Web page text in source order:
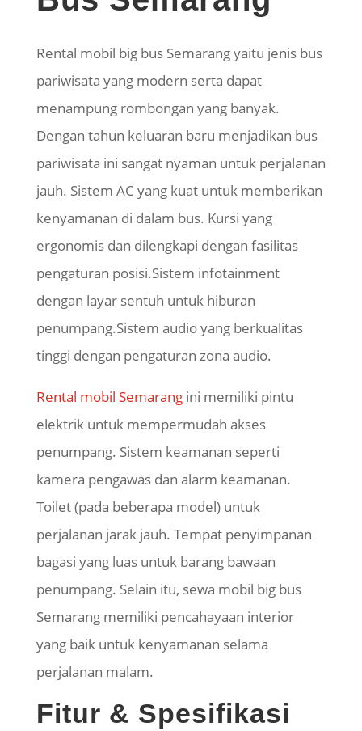
Rental mobil big bus Semarang yaitu jenis bus
pariwisata yang modern serta dapat
menampung rombongan yang banyak.
Dengan tahun keluaran baru menjadikan bus
pariwisata ini sangat nyaman untuk perjalanan
jauh. Sistem AC yang kuat untuk memberikan
kenyamanan di dalam bus. Kursi yang
ergonomis dan dilengkapi dengan fasilitas
pengaturan posisi.Sistem infotainment
dengan layar sentuh untuk hiburan
penumpang.Sistem audio yang berkualitas
tinggi dengan pengaturan zona audio.
Rental mobil Semarangini memiliki pintu
elektrik untuk mempermudah akses
penumpang. Sistem keamanan seperti
kamera pengawas dan alarm keamanan.
Toilet (pada beberapa model) untuk
perjalanan jarak jauh. Tempat penyimpanan
bagasi yang luas untuk barang bawaan
penumpang. Selain itu, sewa mobil big bus
Semarang memiliki pencahayaan interior
yang baik untuk kenyamanan selama
perjalanan malam.
Fitur & Spesifikasi